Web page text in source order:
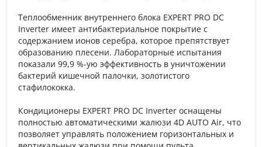
Теплообменник внутреннего блока EXPERT PRO DC
Inverter имеет антибактериальное покрытие с
содержанием ионов серебра, которое препятствует
образованию плесени. Лабораторные испытания
показали 99,9 %-ую эффективность в уничтожении
бактерий кишечной палочки, золотистого
стафилококка.
Кондиционеры EXPERT PRO DC Inverter оснащены
полностью автоматическими жалюзи 4D AUTO Air, что
позволяет управлять положением горизонтальных и